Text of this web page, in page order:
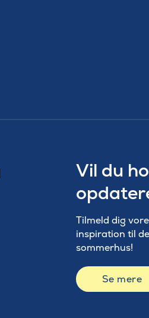
Vil du
Tilmeld dig
inspiration til
sommerhus!
Se mere